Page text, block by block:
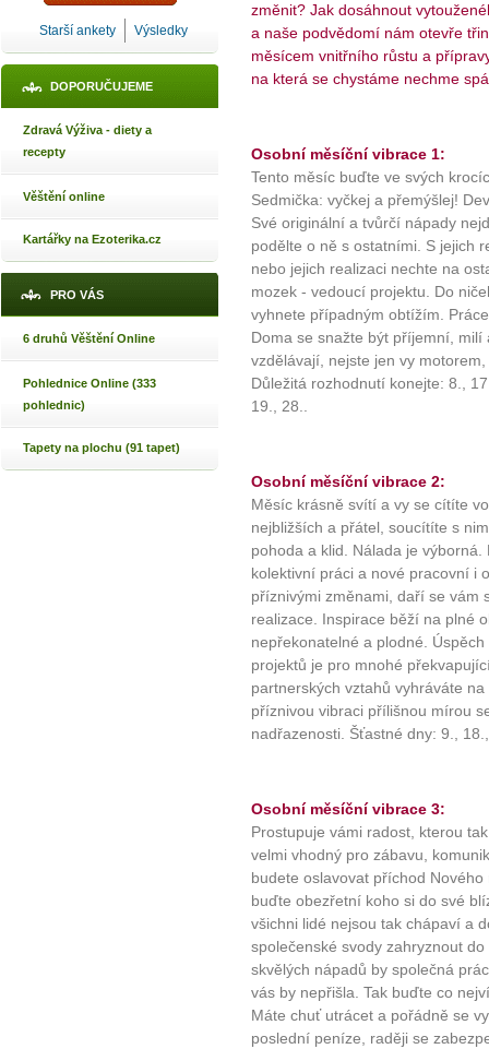
Starší ankety Výsledky
DOPORUČUJEME
Zdravá Výživa - diety a
recepty
Věštění online
Kartářky na Ezoterika.cz
PRO VÁS
6 druhů Věštění Online
Pohlednice Online (333
pohlednic)
Tapety na plochu (91 tapet)
změnit? Jak dosáhnout
a naše podvědomí nám otevře
měsícem vnitřního růstu a
na která se chystáme nechme
Osobní měsíční vibrace 1:
Tento měsíc buďte ve svých
Sedmička: vyčkej a přemýšlej!
Své originální a tvůrčí nápady
podělte o ně s ostatními. S jejich
nebo jejich realizaci nechte na
mozek - vedoucí projektu. Do
vyhnete případným obtížím.
Doma se snažte být příjemní,
vzdělávají, nejste jen vy
Důležitá rozhodnutí konejte: 8.,
19., 28..
Osobní měsíční vibrace 2:
Měsíc krásně svítí a vy se cítíte
nejbližších a přátel, soucítíte s
pohoda a klid. Nálada je
kolektivní práci a nové pracovní i
příznivými změnami, daří se vám
realizace. Inspirace běží na plné
nepřekonatelné a plodné.
projektů je pro mnohé
partnerských vztahů vyhráváte
příznivou vibraci přílišnou mírou
nadřazenosti. Šťastné dny: 9.,
Osobní měsíční vibrace 3:
Prostupuje vámi radost, kterou
velmi vhodný pro zábavu,
budete oslavovat příchod
buďte obezřetní koho si do své
všichni lidé nejsou tak chápaví a
společenské svody zahryznout
skvělých nápadů by společná
vás by nepřišla. Tak buďte co
Máte chuť utrácet a pořádně se
poslední peníze, raději se